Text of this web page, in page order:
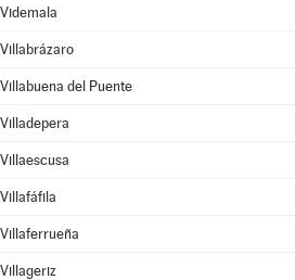
Videmala
Villabrázaro
Villabuena del Puente
Villadepera
Villaescusa
Villafáfila
Villaferrueña
Villageriz